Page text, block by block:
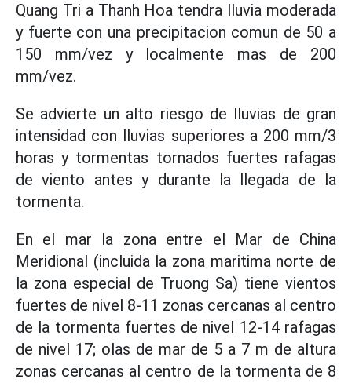
Quang Tri a Thanh Hoa tendra lluvia moderada
y fuerte con una precipitacion comun de 50 a
150 mm/vez y localmente mas de 200
mm/vez.
Se advierte un alto riesgo de lluvias de gran
intensidad con lluvias superiores a 200 mm/3
horas y tormentas tornados fuertes rafagas
de viento antes y durante la llegada de la
tormenta.
En el mar la zona entre el Mar de China
Meridional (incluida la zona maritima norte de
la zona especial de Truong Sa) tiene vientos
fuertes de nivel 8-11 zonas cercanas al centro
de la tormenta fuertes de nivel 12-14 rafagas
de nivel 17; olas de mar de 5 a 7 m de altura
zonas cercanas al centro de la tormenta de 8